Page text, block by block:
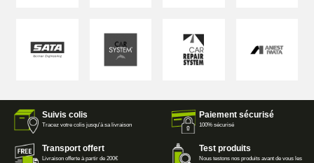
Suivis colis
Tracez votre colis jusqu'à sa livraison
Paiement sécurisé
100% sécurisé
Transport offert
Livraison offerte à partir de 200€
Test produits
Nous testons nos produits avant de vous les